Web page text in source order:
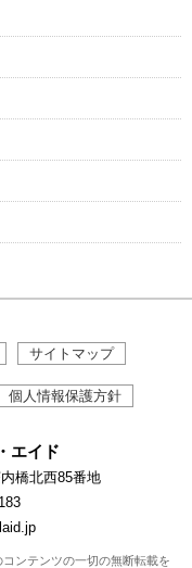
サイトマップ
個人情報保護方針
エイド
内橋北西85番地
ンテンツの一切の無断転載を